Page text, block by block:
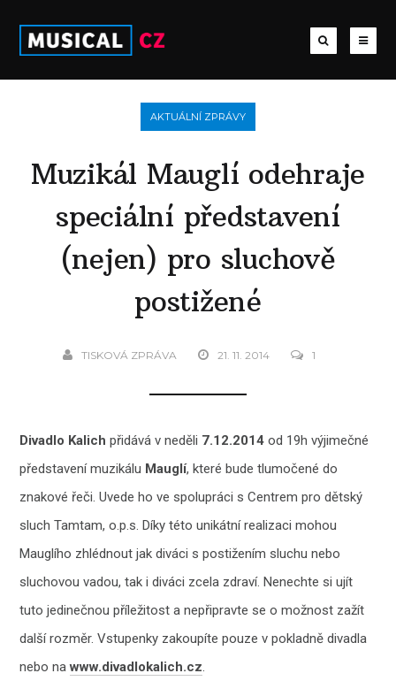
AKTUÁLNÍ ZPRÁVY
Muzikál Mauglí odehraje
speciální představení
(nejen) pro sluchově
postižené
TISKOVÁ ZPRÁVA 21. 11. 2014 1
Divadlo Kalich přidává v neděli 7.12.2014od 19h výjimečné
představení muzikálu Mauglí, které bude tlumočené do
znakové řeči. Uvede ho ve spolupráci s Centrem pro dětský
sluch Tamtam, o.p.s. Díky této unikátní realizaci mohou
Mauglího zhlédnout jak diváci s postižením sluchu nebo
sluchovou vadou, tak i diváci zcela zdraví. Nenechte si ujít
tuto jedinečnou příležitost a nepřipravte se o možnost zažít
další rozměr. Vstupenky zakoupíte pouze v pokladně divadla
nebo nawww.divadlokalich.cz.